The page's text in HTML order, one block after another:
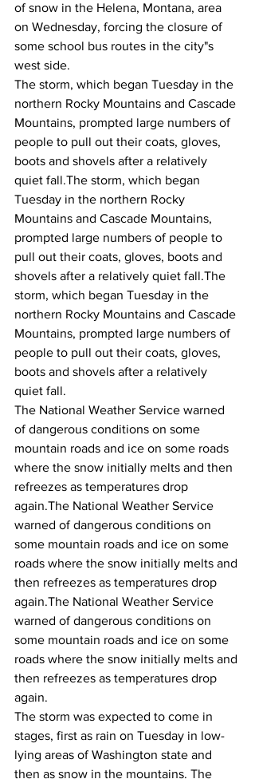
of snow in the Helena, Montana, area
on Wednesday, forcing the closure of
some school bus routes in the city"s
west side.
The storm, which began Tuesday in the
northern Rocky Mountains and Cascade
Mountains, prompted large numbers of
people to pull out their coats, gloves,
boots and shovels after a relatively
quiet fall.The storm, which began
Tuesday in the northern Rocky
Mountains and Cascade Mountains,
prompted large numbers of people to
pull out their coats, gloves, boots and
shovels after a relatively quiet fall.The
storm, which began Tuesday in the
northern Rocky Mountains and Cascade
Mountains, prompted large numbers of
people to pull out their coats, gloves,
boots and shovels after a relatively
quiet fall.
The National Weather Service warned
of dangerous conditions on some
mountain roads and ice on some roads
where the snow initially melts and then
refreezes as temperatures drop
again.The National Weather Service
warned of dangerous conditions on
some mountain roads and ice on some
roads where the snow initially melts and
then refreezes as temperatures drop
again.The National Weather Service
warned of dangerous conditions on
some mountain roads and ice on some
roads where the snow initially melts and
then refreezes as temperatures drop
again.
The storm was expected to come in
stages, first as rain on Tuesday in low-
lying areas of Washington state and
then as snow in the mountains. The